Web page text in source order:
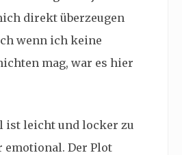
direkt überzeugen
wenn ich keine
mag, war es hier
ist leicht und locker zu
emotional. Der Plot